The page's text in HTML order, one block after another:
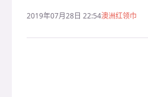
2019年07月28日 22:54澳洲红领巾